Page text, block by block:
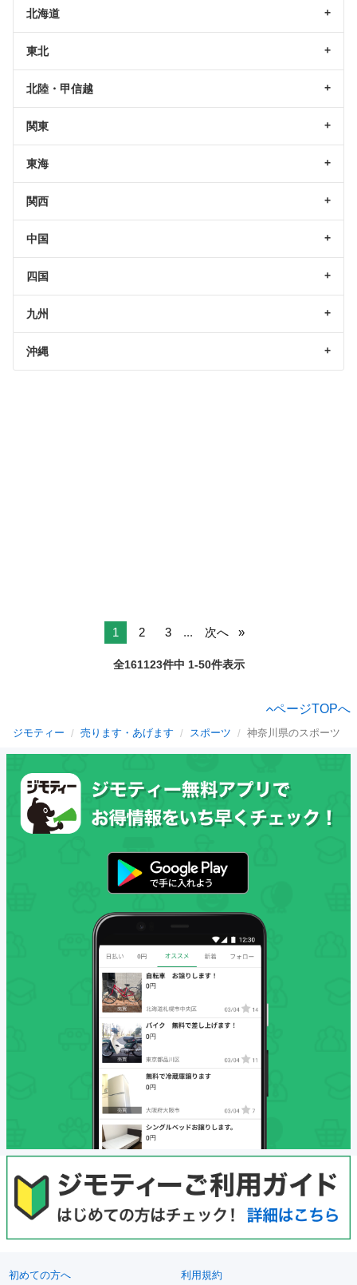
北海道
東北
北陸・甲信越
関東
東海
関西
中国
四国
九州
沖縄
1 2 3 ... 次へ
全161123件中 1-50件表示
ページTOPへ
ジモティー 売ります・あげます スポーツ 神奈川県のスポーツ
初めての方へ 利用規約